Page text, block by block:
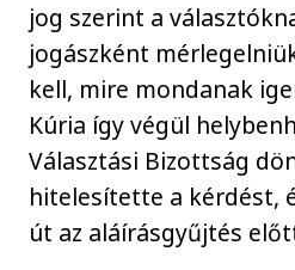
jog szerint a
jogászként
kell, mire mondanak
Kúria így végül
Választási Bizottság
hitelesítette a kérdést,
út az aláírásgyűjtés